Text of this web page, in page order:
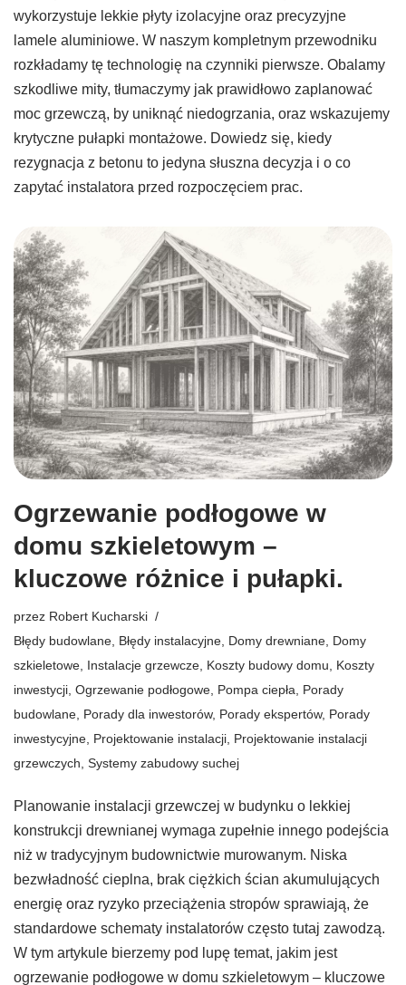
wykorzystuje lekkie płyty izolacyjne oraz precyzyjne
lamele aluminiowe. W naszym kompletnym przewodniku
rozkładamy tę technologię na czynniki pierwsze. Obalamy
szkodliwe mity, tłumaczymy jak prawidłowo zaplanować
moc grzewczą, by uniknąć niedogrzania, oraz wskazujemy
krytyczne pułapki montażowe. Dowiedz się, kiedy
rezygnacja z betonu to jedyna słuszna decyzja i o co
zapytać instalatora przed rozpoczęciem prac.
Ogrzewanie podłogowe w
domu szkieletowym –
kluczowe różnice i pułapki.
przez Robert Kucharski
Błędy budowlane Błędy instalacyjne Domy drewniane Domy
szkieletowe Instalacje grzewcze Koszty budowy domu
Koszty
inwestycji Ogrzewanie podłogowe Pompa ciepła
Porady
budowlane Porady dla inwestorów, Porady ekspertów, Porady
inwestycyjne Projektowanie instalacji Projektowanie instalacji
grzewczych Systemy zabudowy suchej
Planowanie instalacji grzewczej w budynku o lekkiej
konstrukcji drewnianej wymaga zupełnie innego podejścia
niż w tradycyjnym budownictwie murowanym. Niska
bezwładność cieplna, brak ciężkich ścian akumulujących
energię oraz ryzyko przeciążenia stropów sprawiają, że
standardowe schematy instalatorów często tutaj zawodzą.
W tym artykule bierzemy pod lupę temat, jakim jest
ogrzewanie podłogowe w domu szkieletowym – kluczowe